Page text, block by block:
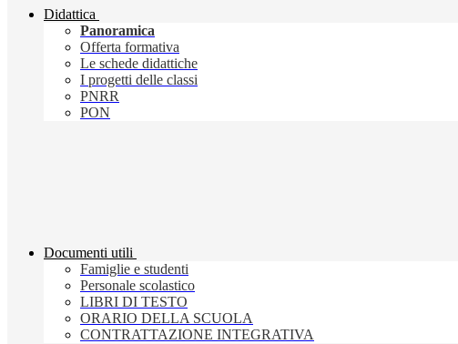
Didattica
Panoramica
Offerta formativa
Le schede didattiche
I progetti delle classi
PNRR
PON
Documenti utili
Famiglie e studenti
Personale scolastico
LIBRI DI TESTO
ORARIO DELLA SCUOLA
CONTRATTAZIONE INTEGRATIVA